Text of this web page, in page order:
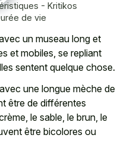
- Kritikos
de vie
un museau long et
et mobiles, se repliant
sentent quelque chose.
une longue mèche de
être de différentes
le sable, le brun, le
être bicolores ou